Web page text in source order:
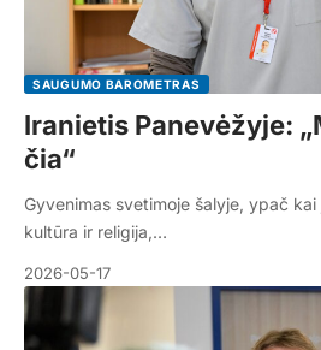
SAUGUMO BAROMETRAS
Iranietis Panevėžyje:
čia“
Gyvenimas svetimoje šalyje, ypač
kultūra ir religija,…
2026-05-17